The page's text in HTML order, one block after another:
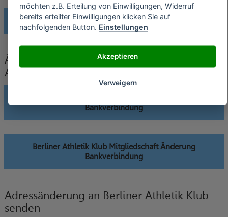
Berliner Athletik Klub Mitgliedschaft widerrufen
Änderung der Bankverbindung an Berliner
Athletik Klub senden
Bankverbindung
Berliner Athletik Klub Mitgliedschaft Änderung
Bankverbindung
Adressänderung an Berliner Athletik Klub
senden
möchten z.B. Erteilung von Einwilligungen, Widerruf
bereits erteilter Einwilligungen klicken Sie auf
nachfolgenden Button. Einstellungen
Akzeptieren
Verweigern